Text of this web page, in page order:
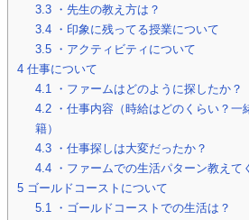
3.3 ・先生の教え方は？
3.4 ・印象に残ってる授業について
3.5 ・アクティビティについて
4 仕事について
4.1
・ファームはどのように探したか？
4.2 ・仕事内容（時給はどのくらい？一
籍）
4.3 ・仕事探しは大変だったか？
4.4 ・ファームでの生活パターン教えて
5 ゴールドコーストについて
5.1
・ゴールドコーストでの生活は？